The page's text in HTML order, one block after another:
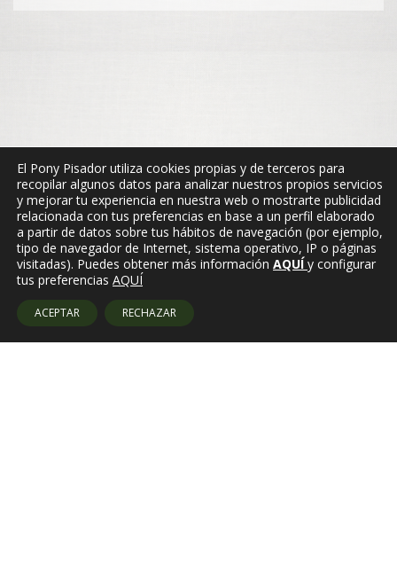
El Pony Pisador utiliza cookies propias y de terceros para
recopilar algunos datos para analizar nuestros propios servicios
y mejorar tu experiencia en nuestra web o mostrarte publicidad
relacionada con tus preferencias en base a un perfil elaborado
a partir de datos sobre tus hábitos de navegación (por ejemplo,
tipo de navegador de Internet, sistema operativo, IP o páginas
visitadas). Puedes obtener más información AQUÍ y configurar
tus preferencias AQUÍ
ACEPTAR RECHAZAR